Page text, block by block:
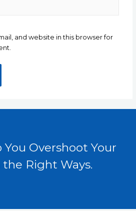
and website in this browser for
Overshoot Your
the Right Ways.